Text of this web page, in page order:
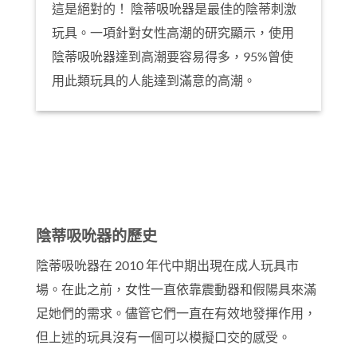
這是絕對的！ 陰蒂吸吮器是最佳的陰蒂刺激
玩具。一項針對女性高潮的研究顯示，使用
陰蒂吸吮器達到高潮要容易得多，95%曾使
用此類玩具的人能達到滿意的高潮。
陰蒂吸吮器的歷史
陰蒂吸吮器在 2010 年代中期出現在成人玩具市
場。在此之前，女性一直依靠震動器和假陽具來滿
足她們的需求。儘管它們一直在有效地發揮作用，
但上述的玩具沒有一個可以模擬口交的感受。